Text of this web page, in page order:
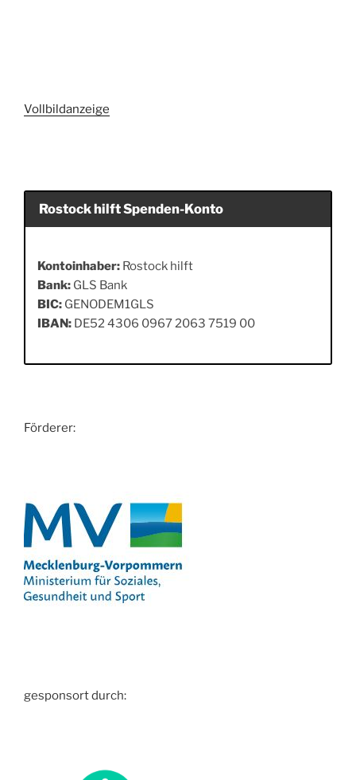
Vollbildanzeige
Rostock hilft Spenden-Konto
Kontoinhaber: Rostock hilft
Bank: GLS Bank
BIC: GENODEM1GLS
IBAN: DE52 4306 0967 2063 7519 00
Förderer:
gesponsort durch: